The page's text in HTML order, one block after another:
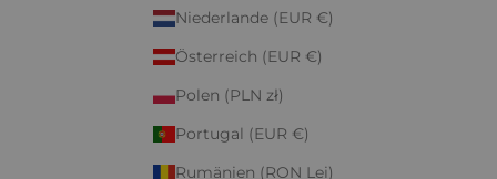
Niederlande (EUR €)
Österreich (EUR €)
Polen (PLN zł)
Portugal (EUR €)
Rumänien (RON Lei)